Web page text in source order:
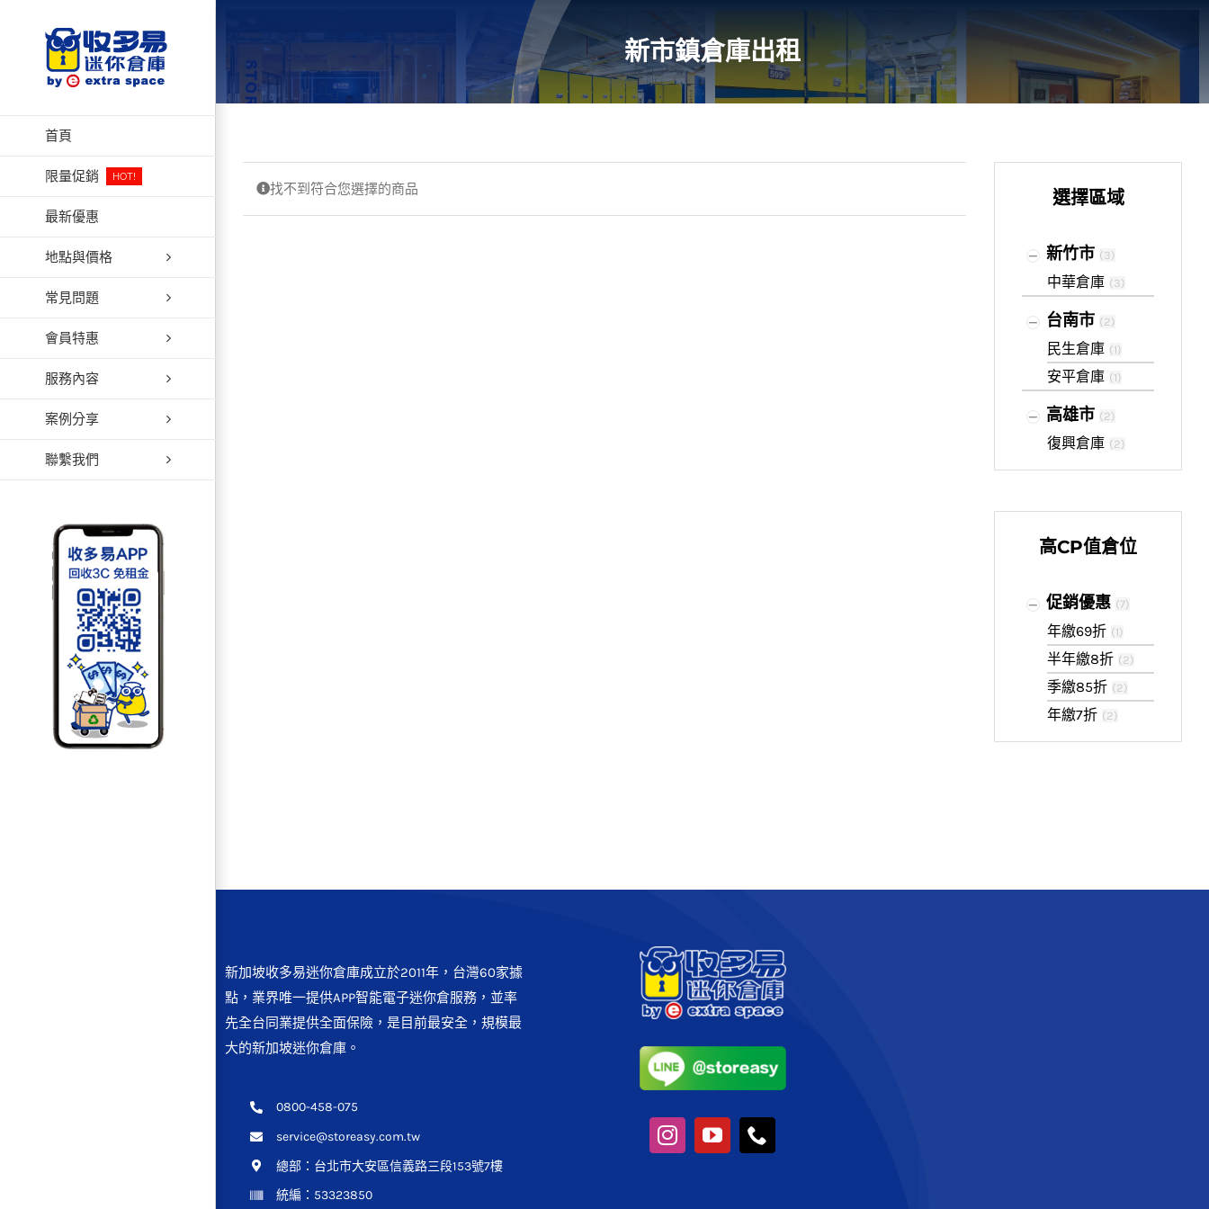
首頁
限量促銷 HOT!
最新優惠
地點與價格
常見問題
會員特惠
服務內容
案例分享
聯繫我們
新市鎮倉庫出租
找不到符合您選擇的商品 選擇區域
新竹市 (3)
中華倉庫 (3)
台南市 (2)
民生倉庫 (1)
安平倉庫 (1)
高雄市 (2)
復興倉庫 (2)
高CP值倉位
促銷優惠 (7)
年繳69折 (1)
半年繳8折 (2)
季繳85折 (2)
年繳7折 (2)
新加坡收多易迷你倉庫成立於2011年，台灣60家據
點，業界唯一提供APP智能電子迷你倉服務，並率
先全台同業提供全面保險，是目前最安全，規模最
大的新加坡迷你倉庫。
0800-458-075
service@storeasy.com.tw
總部： 台北市大安區信義路三段153號7樓
統編：53323850